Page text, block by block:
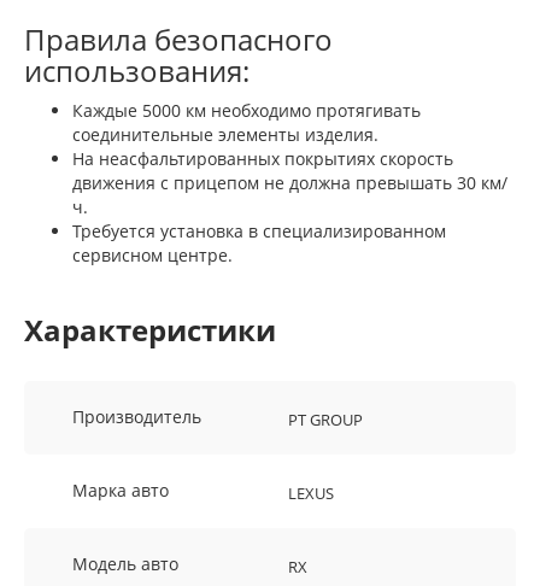
Правила безопасного
использования:
Каждые 5000 км необходимо протягивать
соединительные элементы изделия.
На неасфальтированных покрытиях скорость
движения с прицепом не должна превышать 30 км/
ч.
Требуется установка в специализированном
сервисном центре.
Характеристики
Производитель PT GROUP
Марка авто LEXUS
Модель авто RX